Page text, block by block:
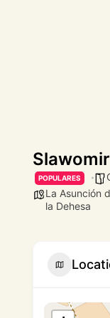
POPULARES
La Asunción
la Dehesa